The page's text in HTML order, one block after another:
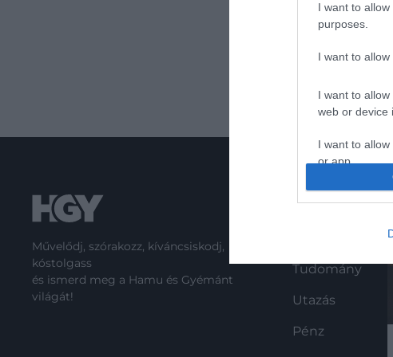
I want to
purposes.
I want to
I want to
web or device
I want to
or app.
I want to allow
I want to
Művelődj, szórakozz, kíváncsiskodj,
kóstolgass
és ismerd meg a Hamu és Gyémánt
világát!
ROVATOK
Tudomány
Utazás
Pénz